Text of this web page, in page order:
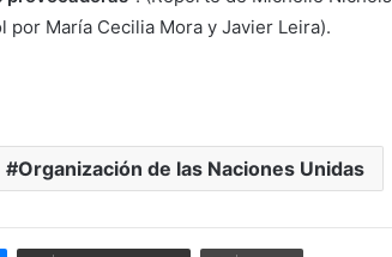
por María Cecilia Mora y Javier Leira).
Organización de las Naciones Unidas